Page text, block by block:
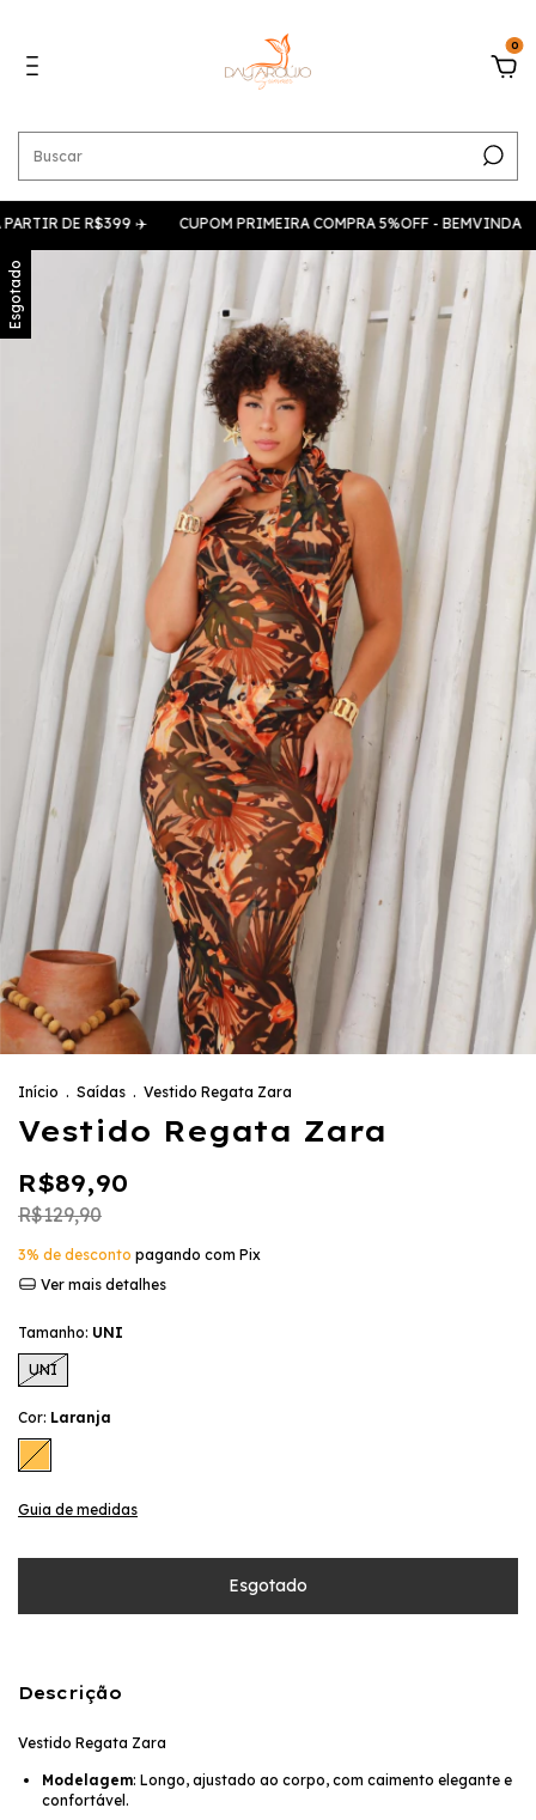
0
DE R$399 ✈️ CUPOM PRIMEIRA COMPRA 5%OFF - BEMVINDA
Esgotado
Início . Saídas . Vestido Regata Zara
Vestido Regata Zara
R$89,90
R$129,90
3% de desconto pagando com Pix
Ver mais detalhes
Tamanho: UNI
UNI
Cor: Laranja
Guia de medidas
Descrição
Vestido Regata Zara
Modelagem: Longo, ajustado ao corpo, com caimento elegante e
confortável.